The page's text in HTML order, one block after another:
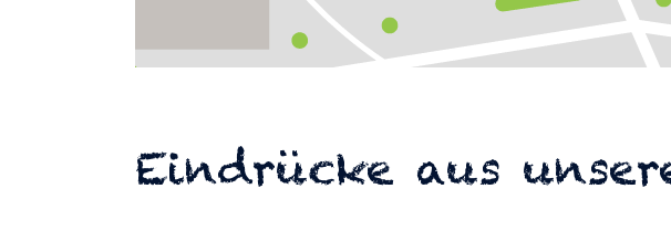
Eindrücke aus